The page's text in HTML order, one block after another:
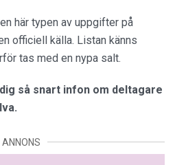
här typen av uppgifter på
officiell källa. Listan känns
tas med en nypa salt.
så snart infon om deltagare
ANNONS